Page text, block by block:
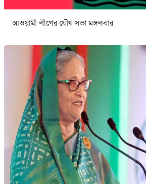
আওয়ামী লীগের যৌথ সভা মঙ্গলবার